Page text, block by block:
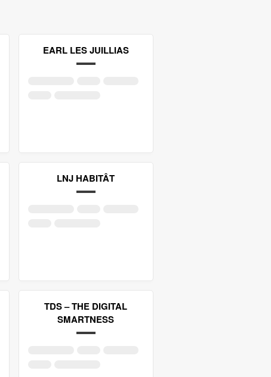
EARL LES JUILLIAS
LNJ HABITÂT
TDS – THE DIGITAL
SMARTNESS